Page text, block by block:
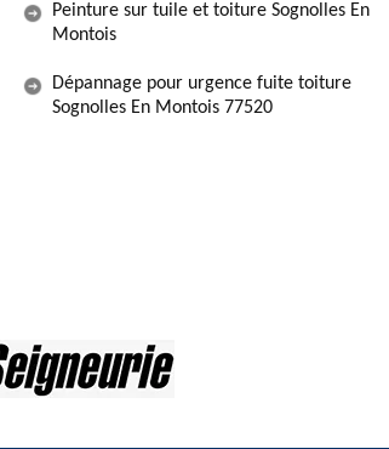
Peinture sur tuile et toiture Sognolles En
Montois
Dépannage pour urgence fuite toiture
Sognolles En Montois 77520